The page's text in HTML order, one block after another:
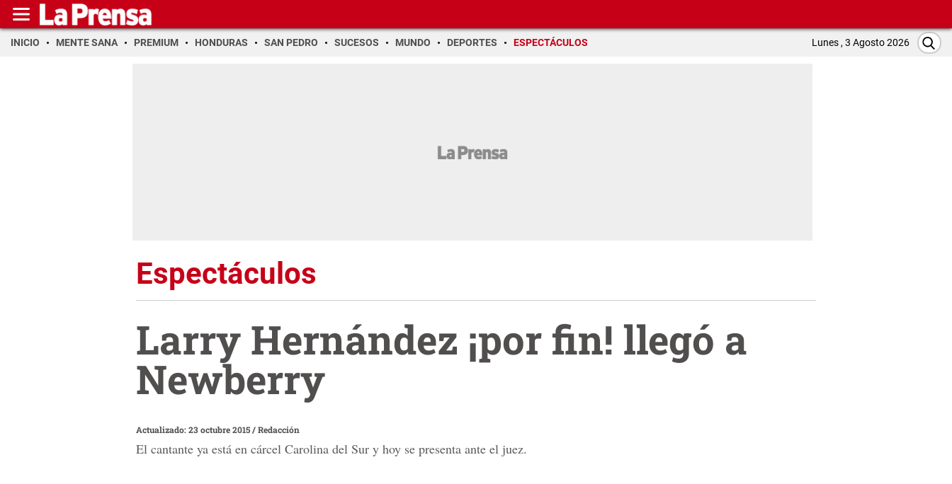
INICIO MENTE SANA PREMIUM HONDURAS SAN PEDRO SUCESOS MUNDO DEPORTES ESPECTÁCULOS Lunes , 3 Agosto 2026
Espectáculos
Larry Hernández ¡por fin! llegó a
Newberry
Actualizado: 23 octubre 2015/Redacción
El cantante ya está en cárcel Carolina del Sur y hoy se presenta ante el juez.